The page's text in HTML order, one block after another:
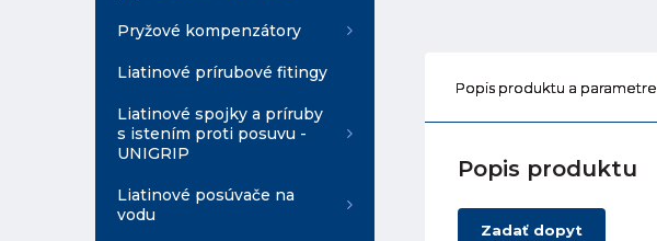
Pryžové kompenzátory
Liatinové prírubové fitingy
Liatinové spojky a príruby
s istením proti posuvu -
UNIGRIP
Liatinové posúvače na
vodu
Popis produktu a parametre
Popis produktu
Zadať dopyt